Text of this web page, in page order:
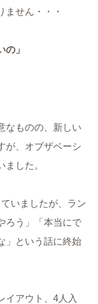
ません・・・
の」
なものの、新しい
が、オブザベーシ
した。
いましたが、ラン
ろう」「本当にで
」という話に終始
イアウト、4人入